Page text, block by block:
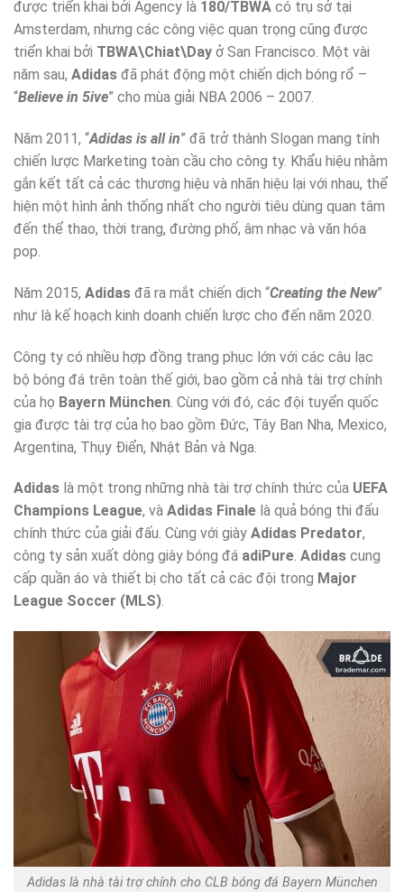
được triển khai bởi Agency là 180/TBWA có trụ sở tại
Amsterdam, nhưng các công việc quan trọng cũng được
triển khai bởi TBWA\Chiat\Day ở San Francisco. Một vài
năm sau, Adidas đã phát động một chiến dịch bóng rổ –
“Believe in 5ive” cho mùa giải NBA 2006 – 2007.
Năm 2011, “Adidas is all in” đã trở thành Slogan mang tính
chiến lược Marketing toàn cầu cho công ty. Khẩu hiệu nhằm
gắn kết tất cả các thương hiệu và nhãn hiệu lại với nhau, thể
hiện một hình ảnh thống nhất cho người tiêu dùng quan tâm
đến thể thao, thời trang, đường phố, âm nhạc và văn hóa
pop.
Năm 2015, Adidas đã ra mắt chiến dịch “Creating the New”
như là kế hoạch kinh doanh chiến lược cho đến năm 2020.
Công ty có nhiều hợp đồng trang phục lớn với các câu lạc
bộ bóng đá trên toàn thế giới, bao gồm cả nhà tài trợ chính
của họ Bayern München . Cùng với đó, các đội tuyển quốc
gia được tài trợ của họ bao gồm Đức, Tây Ban Nha, Mexico,
Argentina, Thụy Điển, Nhật Bản và Nga.
Adidas là một trong những nhà tài trợ chính thức của UEFA
Champions League, và Adidas Finale là quả bóng thi đấu
chính thức của giải đấu. Cùng với giày Adidas Predator,
công ty sản xuất dòng giày bóng đá adiPure. Adidas cung
cấp quần áo và thiết bị cho tất cả các đội trong Major
League Soccer (MLS).
Adidas là nhà tài trợ chính cho CLB bóng đá Bayern München